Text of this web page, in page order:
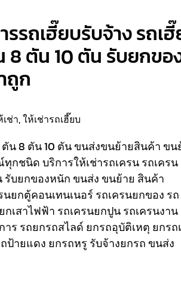
รถเฮี๊ยบรับจ้าง รถเ
8 ตัน 10 ตัน รับยกขอ
ถูก
ช่า,ให้เช่ารถเฮี๊ยบ
ตัน 8 ตัน 10 ตัน ขนส่งขนย้ายสินค้า ขน
ทุกชนิดบริการให้เช่ารถเครน รถเครน
บยกของหนัก ขนส่ง ขนย้าย สินค้า
นยกตู้คอนเทนเนอร์ รถเครนยกของ รถ
กเสาไฟฟ้า รถเครนยกปูน รถเครนงาน
าร รถยกรถสไลด์ ยกรถอุบัติเหตุ ยกรถ
ายแดง ยกรถหรู รับจ้างยกรถ ขนส่ง